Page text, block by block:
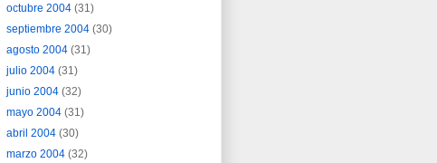
octubre 2004(31)
septiembre 2004(30)
agosto 2004(31)
julio 2004(31)
junio 2004(32)
mayo 2004(31)
abril 2004(30)
marzo 2004(32)